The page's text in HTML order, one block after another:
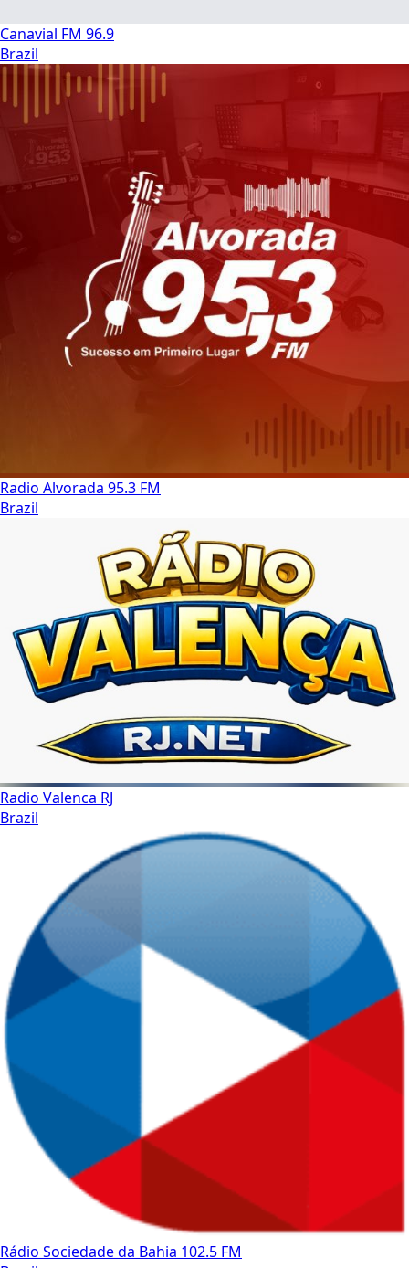
Canavial FM 96.9
Brazil
Radio Alvorada 95.3 FM
Brazil
Radio Valenca RJ
Brazil
Rádio Sociedade da Bahia 102.5 FM